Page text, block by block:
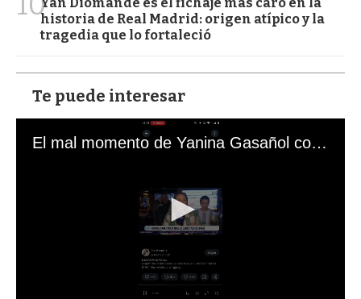
historia de Real Madrid: origen atípico y la
tragedia que lo fortaleció
Te puede interesar
El mal momento de Yanina Gasañol con un hincha argentino en "Subrayado"